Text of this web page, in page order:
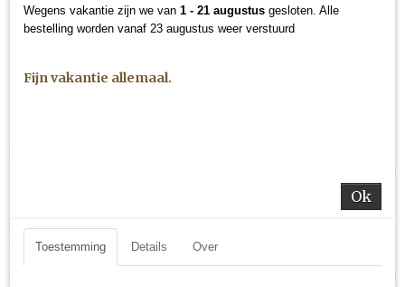
UW WINKELWAGEN
Wegens vakantie zijn we van 1 - 21 augustus gesloten. Alle
bestelling worden vanaf 23 augustus weer verstuurd
Fijn vakantie allemaal.
Ok
Toestemming Details Over